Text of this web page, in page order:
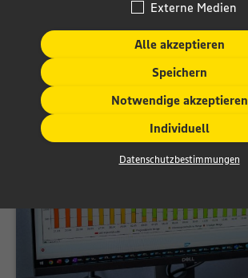
Externe Medien
Alle akzeptieren
Speichern
Notwendige akzeptieren
Individuell
Datenschutzbestimmungen